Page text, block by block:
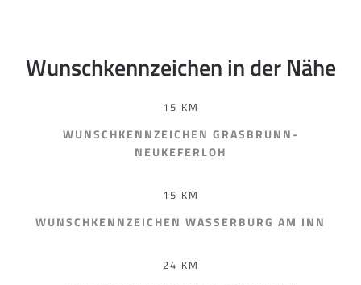
Wunschkennzeichen in der Nähe
15 KM
WUNSCHKENNZEICHEN GRASBRUNN-
NEUKEFERLOH
15 KM
WUNSCHKENNZEICHEN WASSERBURG AM INN
24 KM